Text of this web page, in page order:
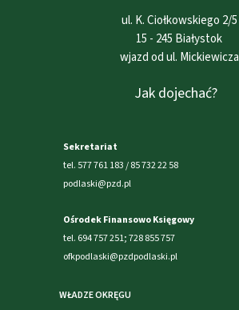
Jak dojechać?
ul. K. Ciołkowskiego 2/5
15 - 245 Białystok
wjazd od ul. Mickiewicza
Sekretariat
tel. 577 761 183 / 85 732 22 58
podlaski@pzd.pl
Ośrodek Finansowo Księgowy
tel. 694 757 251; 728 855 757
ofkpodlaski@pzdpodlaski.pl
WŁADZE OKRĘGU